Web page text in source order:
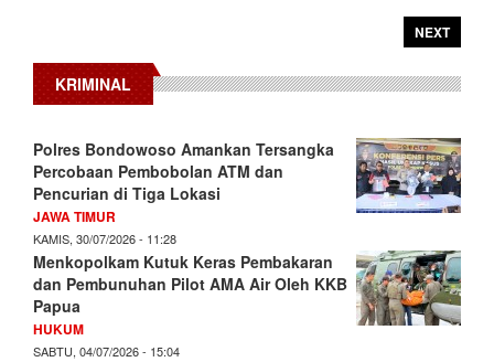
NEXT
KRIMINAL
Polres Bondowoso Amankan Tersangka
Percobaan Pembobolan ATM dan
Pencurian di Tiga Lokasi
JAWA TIMUR
KAMIS, 30/07/2026 - 11:28
Menkopolkam Kutuk Keras Pembakaran
dan Pembunuhan Pilot AMA Air Oleh KKB
Papua
HUKUM
SABTU, 04/07/2026 - 15:04